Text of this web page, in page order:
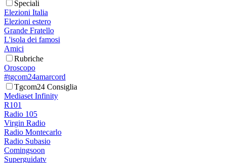
Speciali
Elezioni Italia
Elezioni estero
Grande Fratello
L'isola dei famosi
Amici
Rubriche
Oroscopo
#tgcom24amarcord
Tgcom24 Consiglia
Mediaset Infinity
R101
Radio 105
Virgin Radio
Radio Montecarlo
Radio Subasio
Comingsoon
Superguidatv